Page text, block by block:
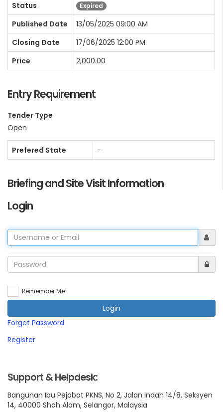
Status
Expired
Published Date
13/05/2025 09:00 AM
Closing Date
17/06/2025 12:00 PM
Price
2,000.00
Entry Requirement
Tender Type
Open
Prefered State -
Briefing and Site Visit Information
Login
Remember Me
Login
Forgot Password
Register
Support & Helpdesk:
Bangunan Ibu Pejabat PKNS, No 2, Jalan Indah 14/8, Seksyen
14, 40000 Shah Alam, Selangor, Malaysia